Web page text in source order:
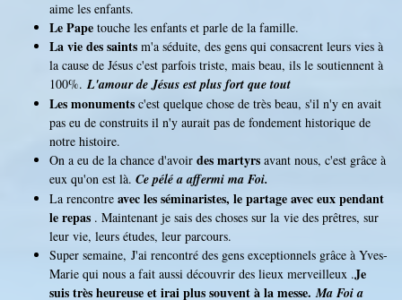
aime les enfants.
Le Pape touche les enfants et parle de la famille.
La vie des saints m'a séduite, des gens qui consacrent leurs vies à
la cause de Jésus c'est parfois triste, mais beau, ils le soutiennent à
100%. L'amour de Jésus est plus fort que tout
Les monuments c'est quelque chose de très beau, s'il n'y en avait
pas eu de construits il n'y aurait pas de fondement historique de
notre histoire.
On a eu de la chance d'avoir des martyrs avant nous, c'est grâce à
eux qu'on est là. Ce pélé a affermi ma Foi.
La rencontre avec les séminaristes, le partage avec eux pendant
le repas . Maintenant je sais des choses sur la vie des prêtres, sur
leur vie, leurs études, leur parcours.
Super semaine, J'ai rencontré des gens exceptionnels grâce à Yves-
Marie qui nous a fait aussi découvrir des lieux merveilleux .Je
suis très heureuse et irai plus souvent à la messe.Ma Foi a